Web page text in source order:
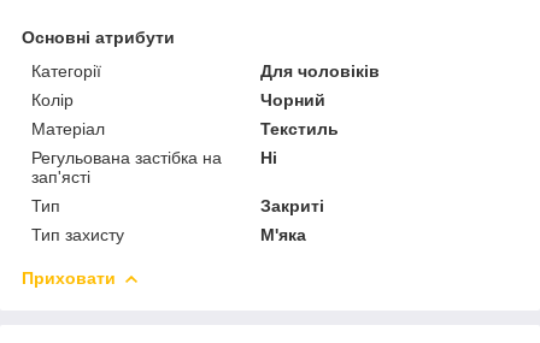
Основні атрибути
Категорії
Для чоловіків
Колір
Чорний
Матеріал
Текстиль
Регульована застібка на
зап'ясті
Ні
Тип
Закриті
Тип захисту
М'яка
Приховати